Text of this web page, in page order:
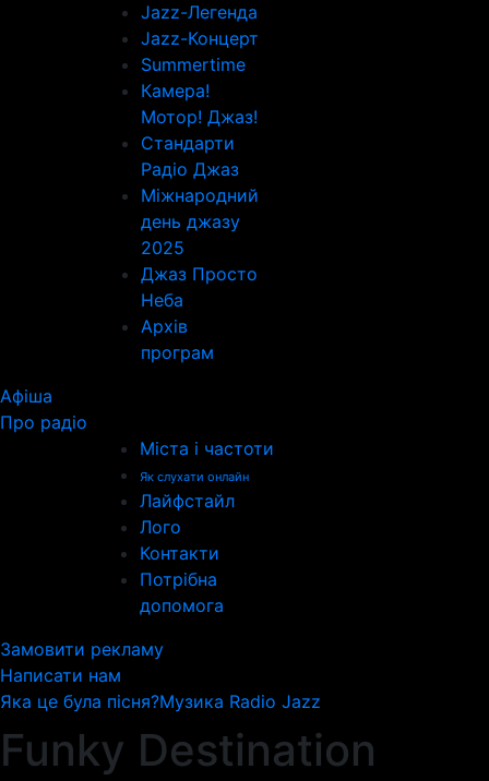
Jazz-Легенда
Jazz-Концерт
Summertime
Камера!
Мотор! Джаз!
Стандарти
Радіо Джаз
Міжнародний
день джазу
2025
Джаз Просто
Неба
Архів
програм
Афіша
Про радіо
Міста і частоти
Як слухати онлайн
Лайфстайл
Лого
Контакти
Потрібна
допомога
Замовити рекламу
Написати нам
Яка це була пісня?Музика Radio Jazz
Funky Destination